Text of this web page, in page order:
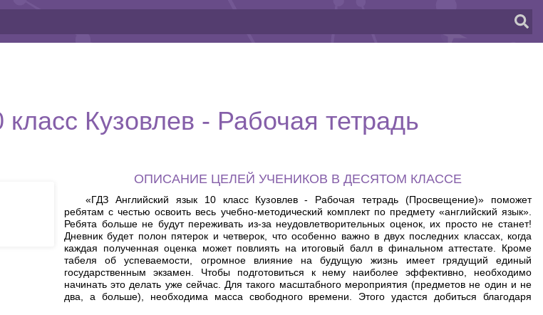
Кузовлев - Рабочая тетрадь
ОПИСАНИЕ ЦЕЛЕЙ УЧЕНИКОВ В ДЕСЯТОМ КЛАССЕ
«ГДЗ Английский язык 10 класс Кузовлев - Рабочая тетрадь (Просвещение)» поможет
ребятам с честью освоить весь учебно-методический комплект по предмету «английский язык».
Ребята больше не будут переживать из-за неудовлетворительных оценок, их просто не станет!
Дневник будет полон пятерок и четверок, что особенно важно в двух последних классах, когда
каждая полученная оценка может повлиять на итоговый балл в финальном аттестате. Кроме
табеля об успеваемости, огромное влияние на будущую жизнь имеет грядущий единый
государственным экзамен. Чтобы подготовиться к нему наиболее эффективно, необходимо
начинать это делать уже сейчас. Для такого масштабного мероприятия (предметов не один и не
два, а больше), необходима масса свободного времени. Этого удастся добиться благодаря